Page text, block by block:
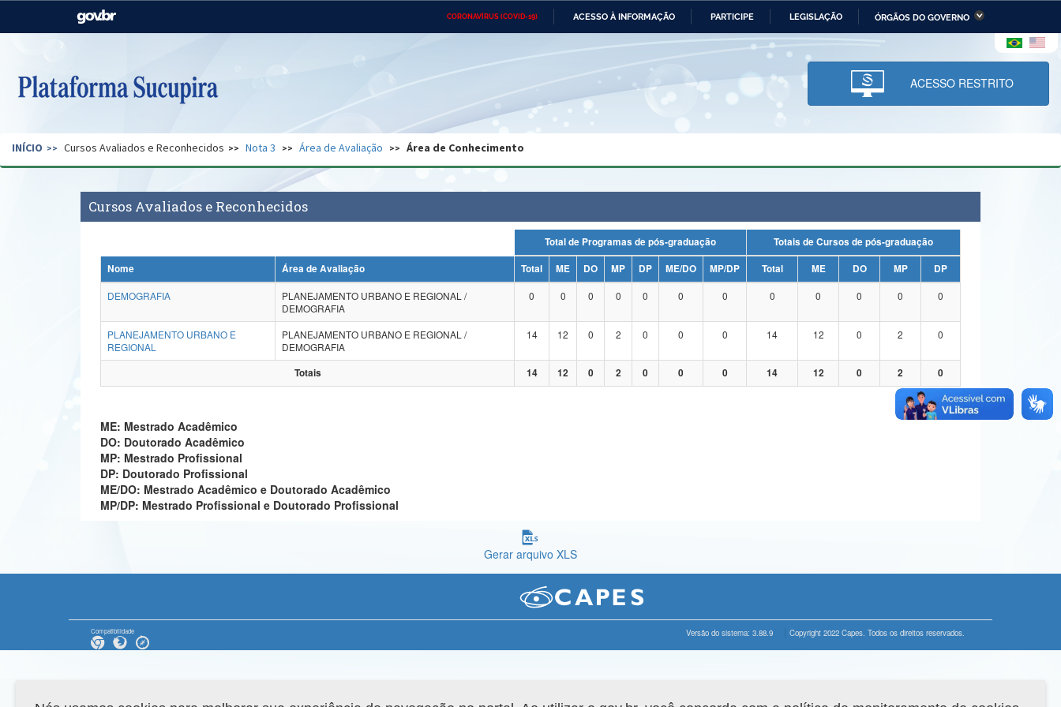
CORONAVÍRUS (COVID-19) ACESSO À INFORMAÇÃO PARTICIPE LEGISLAÇÃO ÓRGÃOS DO GOVERNO
Casa Civil Ministério das Relações Ministério da Economia Ministério da Infraestrutura
Pecuária e Abastecimento
Ministério da Ciência,
Tecnologia, Inovações e
Comunicações
Ministério do Desenvolvimento
Regional e dos Direitos Humanos
Secretaria de Governo Gabinete de Segurança Advocacia-Geral da União Banco Central do Brasil Planalto
ACESSO RESTRITO
INÍCIO Cursos Avaliados e Reconhecidos Nota 3 Área de Avaliação Área de Conhecimento
Cursos Avaliados e Reconhecidos
Total de Programas de pós-graduação
Totais de Cursos de pós-graduação
Nome
Área de Avaliação Total ME DO MP DP ME/DO MP/DP Total ME DO MP
DP
DEMOGRAFIA
PLANEJAMENTO URBANO E REGIONAL /
DEMOGRAFIA
0 0 0 0 0 0 0 0 0 0 0 0
PLANEJAMENTO URBANO E
REGIONAL
PLANEJAMENTO URBANO E REGIONAL /
DEMOGRAFIA
14 12 0 2 0 0 0 14 12 0 2 0
Totais 14 12 0 2 0 0 0 14 12 0 2 0
ME: Mestrado Acadêmico
DO: Doutorado Acadêmico
MP: Mestrado Profissional
DP: Doutorado Profissional
ME/DO: Mestrado Acadêmico e Doutorado Acadêmico
MP/DP: Mestrado Profissional e Doutorado Profissional
Gerar arquivo XLS
Compatibilidade Versão do sistema: 3.88.9 Copyright 2022 Capes. Todos os direitos reservados.